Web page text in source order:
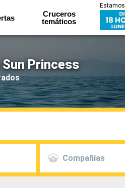
Cruceros
temáticos
Estamos
Princess
Compañías